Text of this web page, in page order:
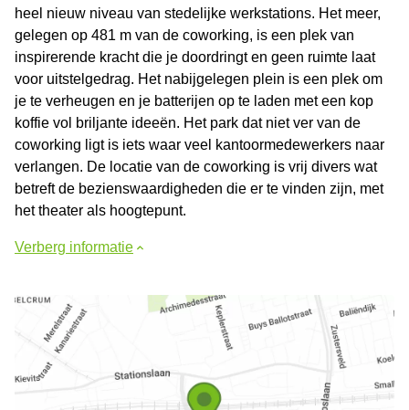
heel nieuw niveau van stedelijke werkstations. Het meer,
gelegen op 481 m van de coworking, is een plek van
inspirerende kracht die je doordringt en geen ruimte laat
voor uitstelgedrag. Het nabijgelegen plein is een plek om
je te verheugen en je batterijen op te laden met een kop
koffie vol briljante ideeën. Het park dat niet ver van de
coworking ligt is iets waar veel kantoormedewerkers naar
verlangen. De locatie van de coworking is vrij divers wat
betreft de bezienswaardigheden die er te vinden zijn, met
het theater als hoogtepunt.
Verberg informatie